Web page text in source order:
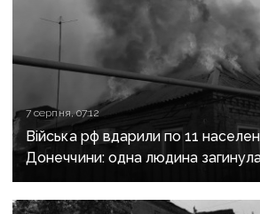
7 серпня, 07:12
Війська рф вдарили по 11
Донеччини: одна людина
поранені